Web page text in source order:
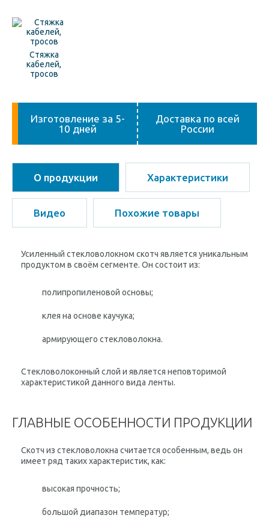
Стяжка
кабелей,
тросов
Изготовление за 5-
10 дней
Доставка по всей
России
О продукции Характеристики
Видео Похожие товары
Усиленный стекловолокном скотч является уникальным
продуктом в своём сегменте. Он состоит из:
полипропиленовой основы;
клея на основе каучука;
армирующего стекловолокна.
Стекловолоконный слой и является неповторимой
характеристикой данного вида ленты.
ГЛАВНЫЕ ОСОБЕННОСТИ ПРОДУКЦИИ
Скотч из стекловолокна считается особенным, ведь он
имеет ряд таких характеристик, как:
высокая прочность;
большой диапазон температур;